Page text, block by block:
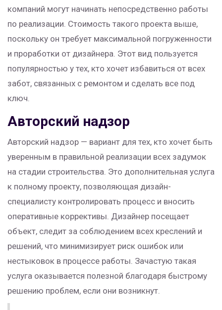
компаний могут начинать непосредственно работы
по реализации. Стоимость такого проекта выше,
поскольку он требует максимальной погруженности
и проработки от дизайнера. Этот вид пользуется
популярностью у тех, кто хочет избавиться от всех
забот, связанных с ремонтом и сделать все под
ключ.
Авторский надзор
Авторский надзор — вариант для тех, кто хочет быть
уверенным в правильной реализации всех задумок
на стадии строительства. Это дополнительная услуга
к полному проекту, позволяющая дизайн-
специалисту контролировать процесс и вносить
оперативные коррективы. Дизайнер посещает
объект, следит за соблюдением всех креслений и
решений, что минимизирует риск ошибок или
нестыковок в процессе работы. Зачастую такая
услуга оказывается полезной благодаря быстрому
решению проблем, если они возникнут.